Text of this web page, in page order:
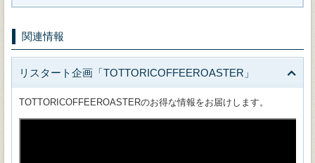
関連情報
リスタート企画「TOTTORICOFFEEROASTER」
TOTTORICOFFEEROASTERのお得な情報をお届けします。